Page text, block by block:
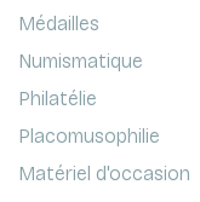
Médailles
Numismatique
Philatélie
Placomusophilie
Matériel d'occasion